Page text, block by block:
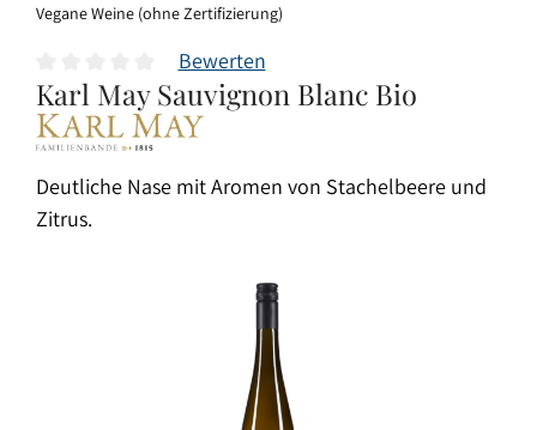
Vegane Weine (ohne Zertifizierung)
Durchschnittliche Bewertung von 0 von 5 Sternen
Bewerten
Karl May Sauvignon Blanc Bio
Deutliche Nase mit Aromen von Stachelbeere und
Zitrus.
Bildergalerie überspringen